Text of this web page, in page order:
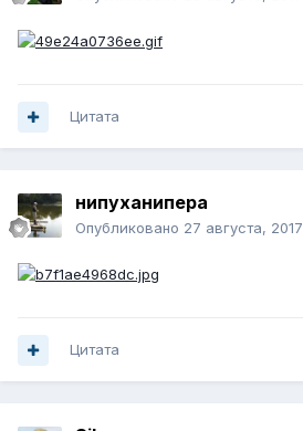
Цитата
нипуханипера
Опубликовано 27 августа, 2017
Цитата